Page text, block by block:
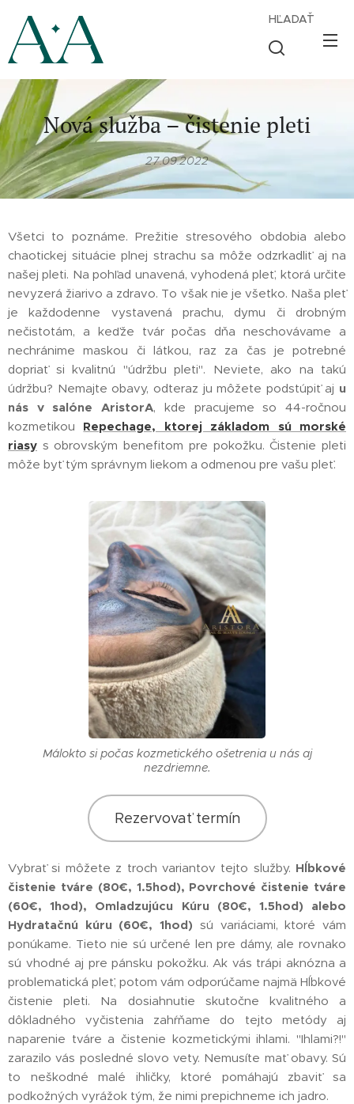
HĽADAŤ
Nová služba – čistenie pleti
27.09.2022
Všetci to poznáme. Prežitie stresového obdobia alebo
chaotickej situácie plnej strachu sa môže odzrkadliť aj na
našej pleti. Na pohľad unavená, vyhodená pleť, ktorá určite
nevyzerá žiarivo a zdravo. To však nie je všetko. Naša pleť
je každodenne vystavená prachu, dymu či drobným
nečistotám, a keďže tvár počas dňa neschovávame a
nechránime maskou či látkou, raz za čas je potrebné
dopriať si kvalitnú "údržbu pleti". Neviete, ako na takú
údržbu? Nemajte obavy, odteraz ju môžete podstúpiť aj u
nás v salóne AristorA, kde pracujeme so 44-ročnou
kozmetikou Repechage, ktorej základom sú morské
riasy s obrovským benefitom pre pokožku. Čistenie pleti
môže byť tým správnym liekom a odmenou pre vašu pleť.
Málokto si počas kozmetického ošetrenia u nás aj
nezdriemne.
Rezervovať termín
Vybrať si môžete z troch variantov tejto služby. Hĺbkové
čistenie tváre (80€, 1.5hod), Povrchové čistenie tváre
(60€, 1hod), Omladzujúcu Kúru (80€, 1.5hod) alebo
Hydratačnú kúru (60€, 1hod) sú variáciami, ktoré vám
ponúkame. Tieto nie sú určené len pre dámy, ale rovnako
sú vhodné aj pre pánsku pokožku. Ak vás trápi aknózna a
problematická pleť, potom vám odporúčame najmä Hĺbkové
čistenie pleti. Na dosiahnutie skutočne kvalitného a
dôkladného vyčistenia zahŕňame do tejto metódy aj
naparenie tváre a čistenie kozmetickými ihlami. "Ihlami?!"
zarazilo vás posledné slovo vety. Nemusíte mať obavy. Sú
to neškodné malé ihličky, ktoré pomáhajú zbaviť sa
podkožných vyrážok tým, že nimi prepichneme ich jadro.